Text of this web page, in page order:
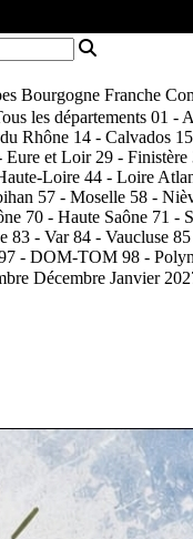
Bourgogne Franche
les départements 01 -
Rhône 14 - Calvados
Eure et Loir 29 - Finistère
Loire 44 - Loire
57 - Moselle 58 -
70 - Haute Saône 71 -
83 - Var 84 - Vaucluse
- DOM-TOM 98 -
Décembre Janvier